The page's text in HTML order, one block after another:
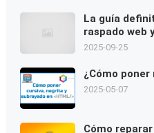
La guía
raspado web
2025-09-25
¿Cómo
2025-05-07
Cómo